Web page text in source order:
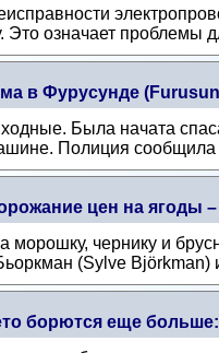
Это означает проблемы
в Фурусунде
Была начата
Полиция сообщила
цен на ягоды
морошку, чернику и
(Sylve Björkman)
борются еще